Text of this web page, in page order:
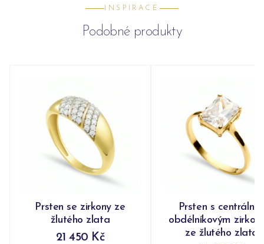
INSPIRACE
Podobné produkty
Prsten se zirkony ze
žlutého zlata
21 450 Kč
Prsten s
obdélníkovým
ze žlutého zlata